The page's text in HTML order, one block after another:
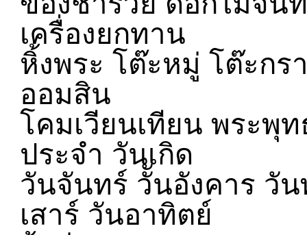
เครื่องยกทาน
หิ้งพระ โต๊ะหมู่ โต๊ะก
ออมสิน
โคมเวียนเทียน พระพุ
ประจำ วันเกิด
วันจันทร์ วัันอังคาร วั
เสาร์ วันอาทิตย์